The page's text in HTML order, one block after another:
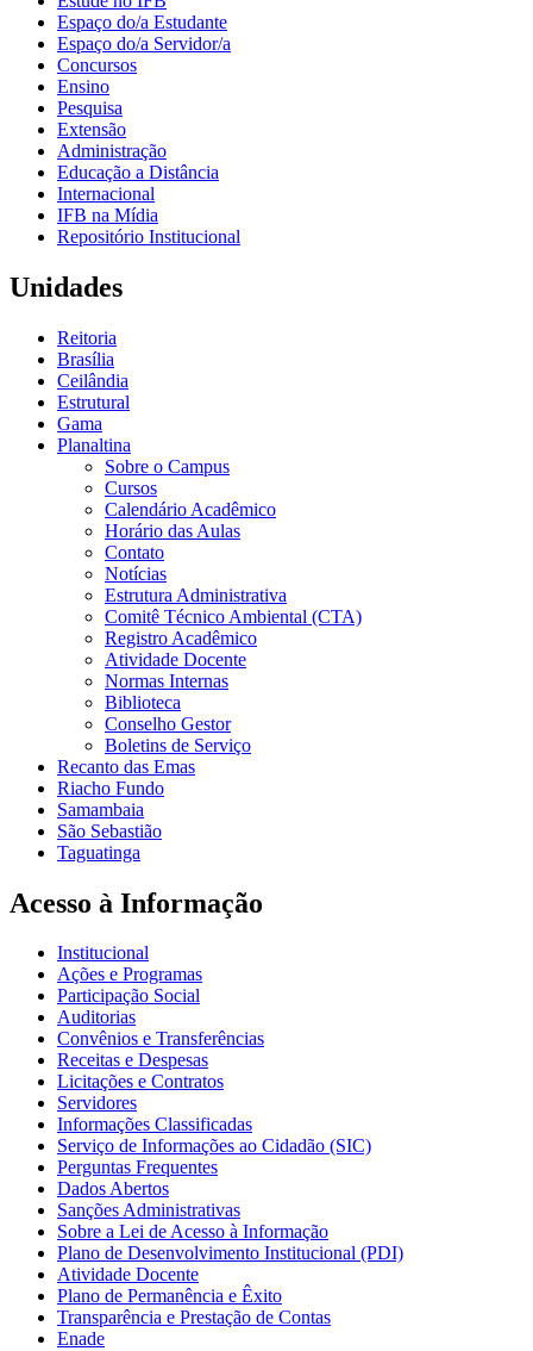
Espaço do/a Estudante
Espaço do/a Servidor/a
Concursos
Ensino
Pesquisa
Extensão
Administração
Educação a Distância
Internacional
IFB na Mídia
Repositório Institucional
Unidades
Reitoria
Brasília
Ceilândia
Estrutural
Gama
Planaltina
Sobre o Campus
Cursos
Calendário Acadêmico
Horário das Aulas
Contato
Notícias
Estrutura Administrativa
Comitê Técnico Ambiental (CTA)
Registro Acadêmico
Atividade Docente
Normas Internas
Biblioteca
Conselho Gestor
Boletins de Serviço
Recanto das Emas
Riacho Fundo
Samambaia
São Sebastião
Taguatinga
Acesso à Informação
Institucional
Ações e Programas
Participação Social
Auditorias
Convênios e Transferências
Receitas e Despesas
Licitações e Contratos
Servidores
Informações Classificadas
Serviço de Informações ao Cidadão (SIC)
Perguntas Frequentes
Dados Abertos
Sanções Administrativas
Sobre a Lei de Acesso à Informação
Plano de Desenvolvimento Institucional (PDI)
Atividade Docente
Plano de Permanência e Êxito
Transparência e Prestação de Contas
Enade